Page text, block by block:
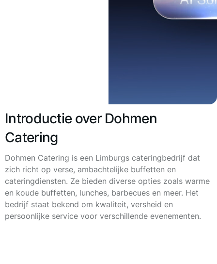
Introductie over Dohmen
Catering
Dohmen Catering is een Limburgs cateringbedrijf dat
zich richt op verse, ambachtelijke buffetten en
cateringdiensten. Ze bieden diverse opties zoals warme
en koude buffetten, lunches, barbecues en meer. Het
bedrijf staat bekend om kwaliteit, versheid en
persoonlijke service voor verschillende evenementen.